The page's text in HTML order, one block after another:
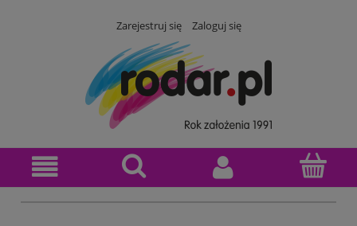
Zarejestruj się Zaloguj się